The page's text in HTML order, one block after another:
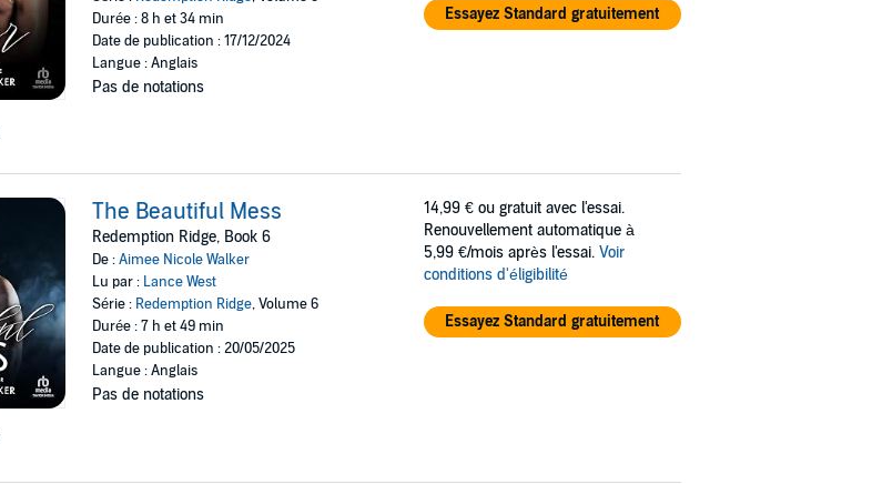
Durée : 8 h et 34 min
Date de publication : 17/12/2024
Langue : Anglais
Pas de notations
Essayez Standard gratuitement
The Beautiful Mess
Redemption Ridge, Book 6
De :Aimee Nicole Walker
Lu par : Lance West
Série : Redemption Ridge, Volume 6
Durée : 7 h et 49 min
Date de publication : 20/05/2025
Langue : Anglais
Pas de notations
14,99 € ou gratuit avec l'essai.
Renouvellement automatique à
5,99 €/mois après l'essai. Voir
conditions d'éligibilité
Essayez Standard gratuitement